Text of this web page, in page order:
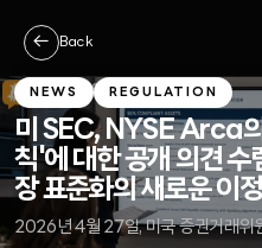
← Back
NEWS REGULATION
미 SEC, NYSE Arca
칙'에 대한 공개 의견
장 표준화의 새로운 이
2026년 4월 27일, 미국 증권거래